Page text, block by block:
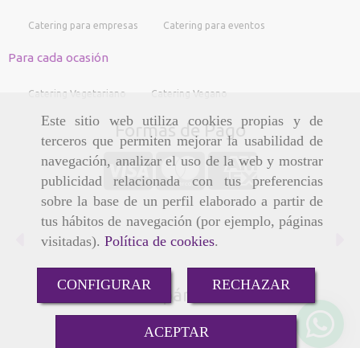
Este sitio web utiliza cookies propias y de
terceros que permiten mejorar la usabilidad de
navegación, analizar el uso de la web y mostrar
publicidad relacionada con tus preferencias
sobre la base de un perfil elaborado a partir de
tus hábitos de navegación (por ejemplo, páginas
visitadas). Política de cookies.
CONFIGURAR RECHAZAR
ACEPTAR
Catering para empresas Catering para eventos
Para cada ocasión
Catering Vegetariano Catering Vegano
Formas de Pago
Anterior
Compártenos